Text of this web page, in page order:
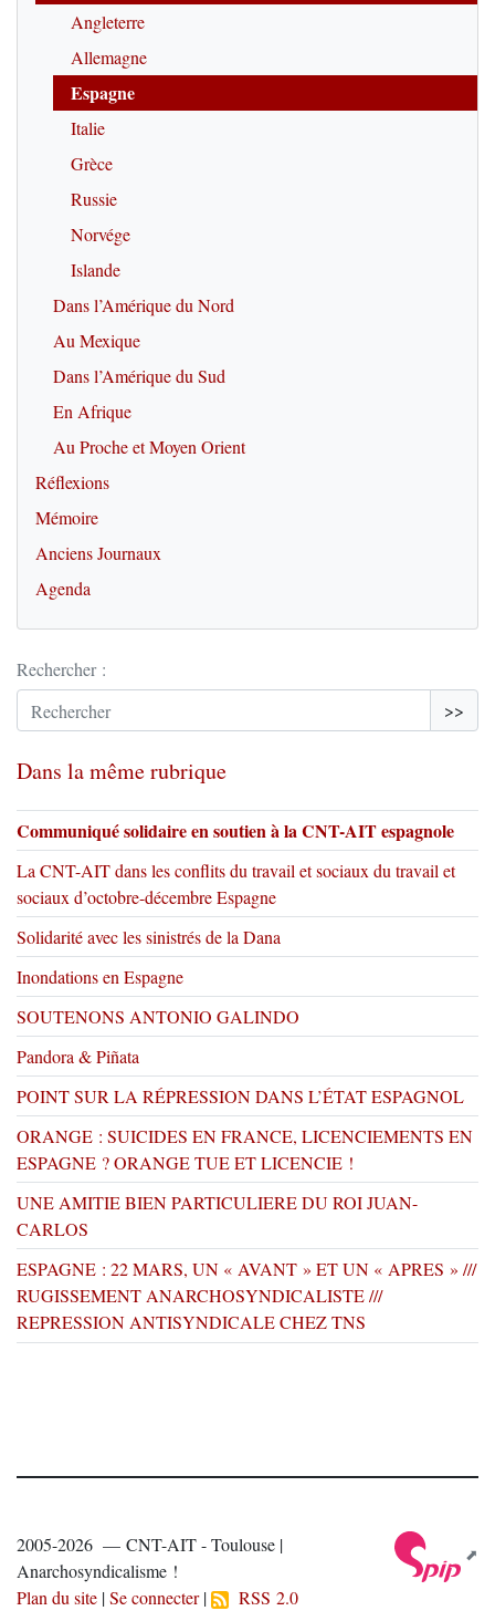
Angleterre
Allemagne
Espagne
Italie
Grèce
Russie
Norvége
Islande
Dans l’Amérique du Nord
Au Mexique
Dans l’Amérique du Sud
En Afrique
Au Proche et Moyen Orient
Réflexions
Mémoire
Anciens Journaux
Agenda
Rechercher :
>>
Dans la même rubrique
Communiqué solidaire en soutien à la CNT-AIT espagnole
La CNT-AIT dans les conflits du travail et sociaux du travail et
sociaux d’octobre-décembre Espagne
Solidarité avec les sinistrés de la Dana
Inondations en Espagne
SOUTENONS ANTONIO GALINDO
Pandora & Piñata
POINT SUR LA RÉPRESSION DANS L’ÉTAT ESPAGNOL
ORANGE : SUICIDES EN FRANCE, LICENCIEMENTS EN
ESPAGNE ? ORANGE TUE ET LICENCIE !
UNE AMITIE BIEN PARTICULIERE DU ROI JUAN-
CARLOS
ESPAGNE : 22 MARS, UN « AVANT » ET UN « APRES » ///
RUGISSEMENT ANARCHOSYNDICALISTE ///
REPRESSION ANTISYNDICALE CHEZ TNS
2005-2026 — CNT-AIT - Toulouse |
Anarchosyndicalisme !
Plan du site |Se connecter| RSS 2.0